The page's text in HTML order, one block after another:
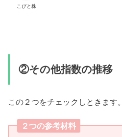
こびと株
②その他指数の推移
この２つをチェックしときます。
２つの参考材料